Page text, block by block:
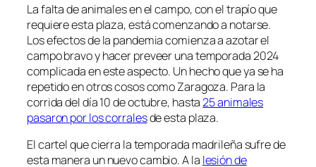
La falta de animales en el campo, con el trapío que
requiere esta plaza, está comenzando a notarse.
Los efectos de la pandemia comienza a azotar el
campo bravo y hacer preveer una temporada 2024
complicada en este aspecto. Un hecho que ya se ha
repetido en otros cosos como Zaragoza. Para la
corrida del día 10 de octubre, hasta25 animales
pasaron por los corralesde esta plaza.
El cartel que cierra la temporada madrileña sufre de
esta manera un nuevo cambio. A la lesión de